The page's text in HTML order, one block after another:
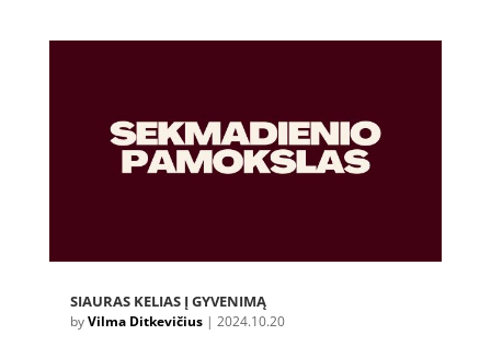
SIAURAS KELIAS Į GYVENIMĄ
byVilma Ditkevičius| 2024.10.20